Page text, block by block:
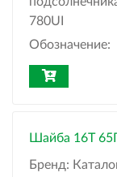
780UI
Обозначение:
Шайба 16Т
Бренд: